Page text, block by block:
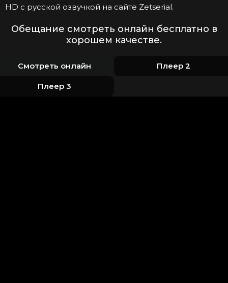
HD с русской озвучкой на сайте Zetserial.
Обещание смотреть онлайн бесплатно в
хорошем качестве.
Смотреть онлайн Плеер 2
Плеер 3